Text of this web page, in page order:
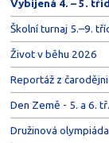
Vybíjená 4. – 5.
Školní turnaj 5.–9.
Život v běhu 2026
Reportáž z
Den Země - 5. a 6. tř.
Družinová